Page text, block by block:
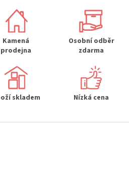
d
c
í
p
v
k
y
v
Kamená
prodejna
Osobní odběr
zdarma
skladem Nízká cena